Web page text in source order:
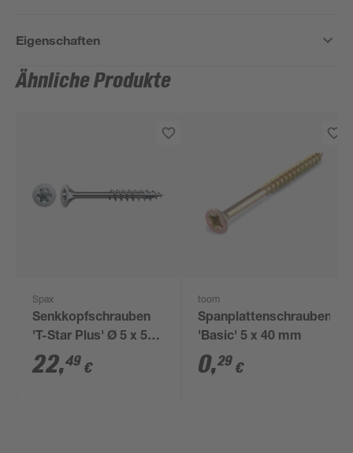
Eigenschaften
Ähnliche Produkte
Spax
Senkkopfschrauben
'T-Star Plus' Ø 5 x 50
mm 300 Stück
22,49 €
toom
Spanplattenschrauben
'Basic' 5 x 40 mm
0,29 €